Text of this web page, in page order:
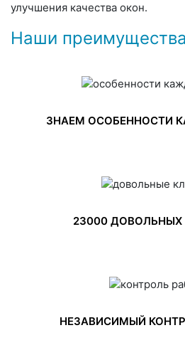
улучшения качества окон.
Наши преимущества
ЗНАЕМ ОСОБЕННОСТИ
23000 ДОВОЛЬНЫХ
НЕЗАВИСИМЫЙ